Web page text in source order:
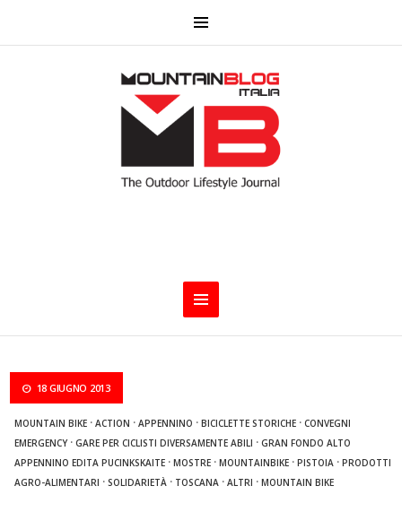
18 GIUGNO 2013
MOUNTAIN BIKE ·ACTION ·APPENNINO ·BICICLETTE STORICHE ·CONVEGNI
EMERGENCY·GARE PER CICLISTI DIVERSAMENTE ABILI ·GRAN FONDO ALTO
APPENNINO EDITA PUCINKSKAITE ·MOSTRE ·MOUNTAINBIKE ·PISTOIA ·PRODOTTI
AGRO-ALIMENTARI ·SOLIDARIETÀ · TOSCANA ·ALTRI ·MOUNTAIN BIKE